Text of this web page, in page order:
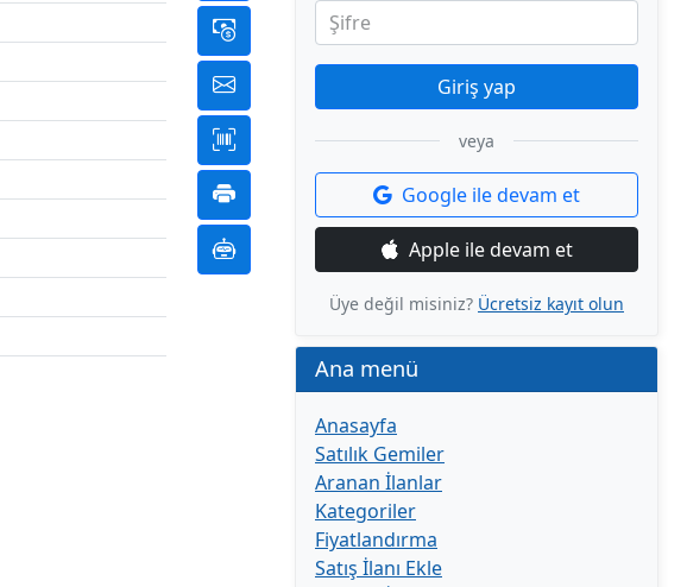
Şifre
Giriş yap
veya
Google ile devam et
Apple ile devam et
Üye değil misiniz? Ücretsiz kayıt olun
Ana menü
Anasayfa
Satılık Gemiler
Aranan İlanlar
Kategoriler
Fiyatlandırma
Satış İlanı Ekle